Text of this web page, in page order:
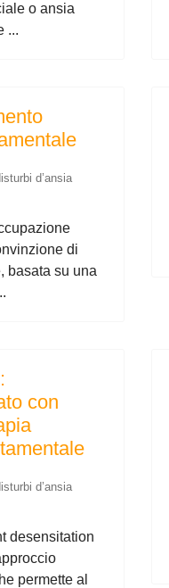
o ansia
...
d’ansia
di
basata su una
con
d’ansia
desensitation
permette al